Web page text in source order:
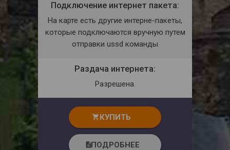
Подключение интернет пакета:
На карте есть другие интерне-пакеты,
которые подключаются вручную путем
отправки ussd команды
Раздача интернета:
Разрешена.
shopping_cart КУПИТЬ
descriptionПОДРОБНЕЕ